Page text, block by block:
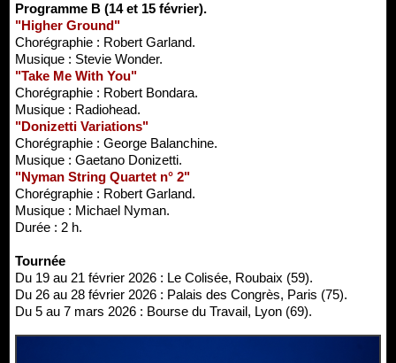
Programme B (14 et 15 février).
"Higher Ground"
Chorégraphie : Robert Garland.
Musique : Stevie Wonder.
"Take Me With You"
Chorégraphie : Robert Bondara.
Musique : Radiohead.
"Donizetti Variations"
Chorégraphie : George Balanchine.
Musique : Gaetano Donizetti.
"Nyman String Quartet n° 2"
Chorégraphie : Robert Garland.
Musique : Michael Nyman.
Durée : 2 h.
Tournée
Du 19 au 21 février 2026 : Le Colisée, Roubaix (59).
Du 26 au 28 février 2026 : Palais des Congrès, Paris (75).
Du 5 au 7 mars 2026 : Bourse du Travail, Lyon (69).